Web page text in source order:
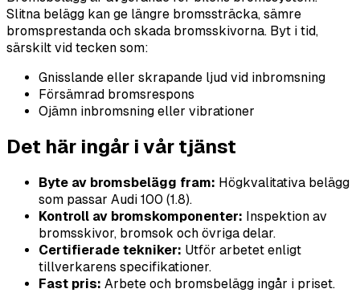
Slitna belägg kan ge längre bromssträcka, sämre
bromsprestanda och skada bromsskivorna. Byt i tid,
särskilt vid tecken som:
Gnisslande eller skrapande ljud vid inbromsning
Försämrad bromsrespons
Ojämn inbromsning eller vibrationer
Det här ingår i vår tjänst
Byte av bromsbelägg fram: Högkvalitativa belägg
som passar Audi 100 (1.8).
Kontroll av bromskomponenter: Inspektion av
bromsskivor, bromsok och övriga delar.
Certifierade tekniker: Utför arbetet enligt
tillverkarens specifikationer.
Fast pris: Arbete och bromsbelägg ingår i priset.